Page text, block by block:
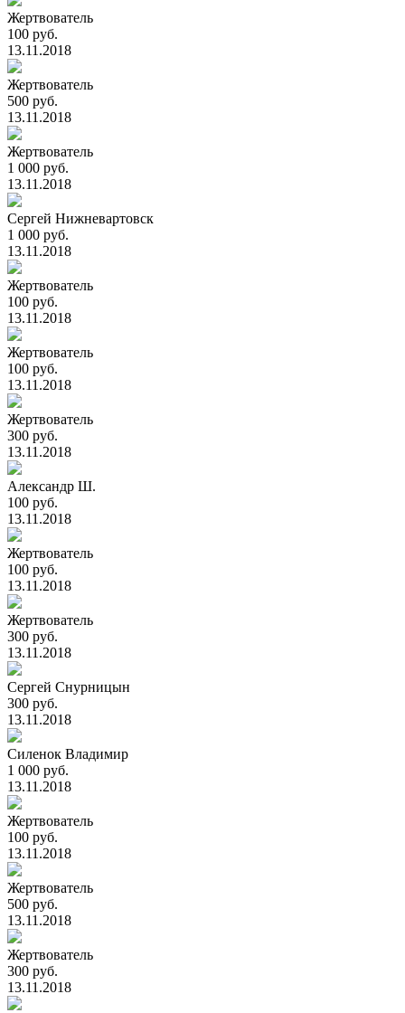
Жертвователь
100 руб.
13.11.2018
Жертвователь
500 руб.
13.11.2018
Жертвователь
1 000 руб.
13.11.2018
Сергей Нижневартовск
1 000 руб.
13.11.2018
Жертвователь
100 руб.
13.11.2018
Жертвователь
100 руб.
13.11.2018
Жертвователь
300 руб.
13.11.2018
Александр Ш.
100 руб.
13.11.2018
Жертвователь
100 руб.
13.11.2018
Жертвователь
300 руб.
13.11.2018
Сергей Снурницын
300 руб.
13.11.2018
Силенок Владимир
1 000 руб.
13.11.2018
Жертвователь
100 руб.
13.11.2018
Жертвователь
500 руб.
13.11.2018
Жертвователь
300 руб.
13.11.2018